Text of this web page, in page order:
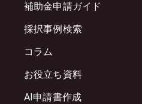
補助金申請ガイド
採択事例検索
コラム
お役立ち資料
AI申請書作成